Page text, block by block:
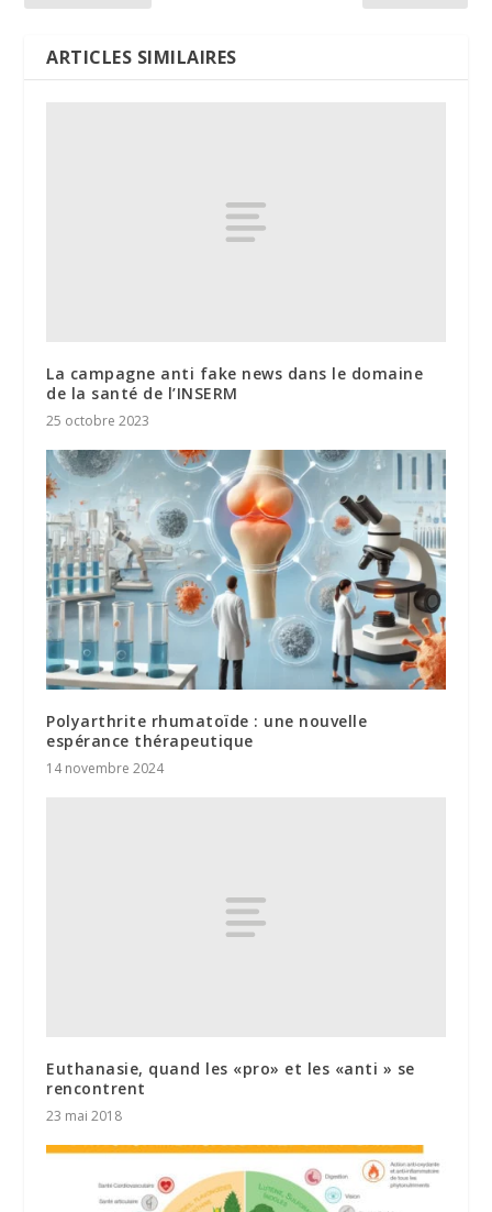
ARTICLES SIMILAIRES
La campagne anti fake news dans le domaine
de la santé de l’INSERM
25 octobre 2023
Polyarthrite rhumatoïde : une nouvelle
espérance thérapeutique
14 novembre 2024
Euthanasie, quand les «pro» et les «anti » se
rencontrent
23 mai 2018